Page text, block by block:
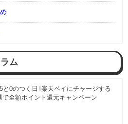
ム
と0のつく日｣楽天ペイにチャージする
で全額ポイント還元キャンペーン